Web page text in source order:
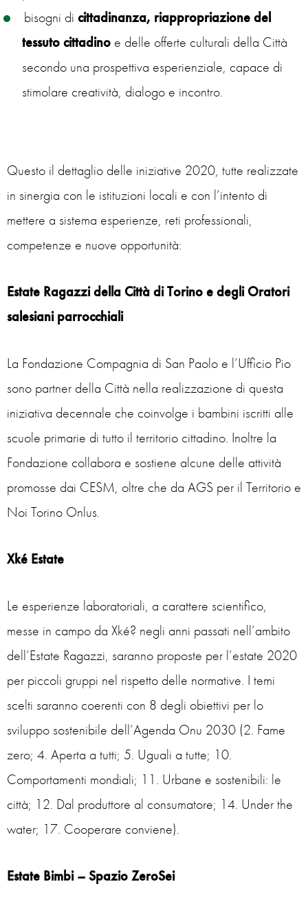
bisogni di cittadinanza, riappropriazione del
tessuto cittadino e delle offerte culturali della Città
secondo una prospettiva esperienziale, capace di
stimolare creatività, dialogo e incontro.
Questo il dettaglio delle iniziative 2020, tutte realizzate
in sinergia con le istituzioni locali e con l’intento di
mettere a sistema esperienze, reti professionali,
competenze e nuove opportunità:
Estate Ragazzi della Città di Torino e degli Oratori
salesiani parrocchiali
La Fondazione Compagnia di San Paolo e l’Ufficio Pio
sono partner della Città nella realizzazione di questa
iniziativa decennale che coinvolge i bambini iscritti alle
scuole primarie di tutto il territorio cittadino. Inoltre la
Fondazione collabora e sostiene alcune delle attività
promosse dai CESM, oltre che da AGS per il Territorio e
Noi Torino Onlus.
Xké Estate
Le esperienze laboratoriali, a carattere scientifico,
messe in campo da Xké? negli anni passati nell’ambito
dell’Estate Ragazzi, saranno proposte per l’estate 2020
per piccoli gruppi nel rispetto delle normative. I temi
scelti saranno coerenti con 8 degli obiettivi per lo
sviluppo sostenibile dell’Agenda Onu 2030 (2. Fame
zero; 4. Aperta a tutti; 5. Uguali a tutte; 10.
Comportamenti mondiali; 11. Urbane e sostenibili: le
città; 12. Dal produttore al consumatore; 14. Under the
water; 17. Cooperare conviene).
Estate Bimbi – Spazio ZeroSei